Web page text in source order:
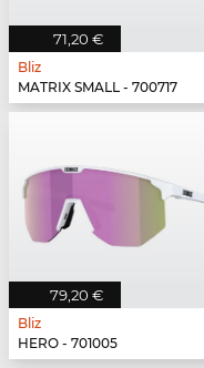
71,20 €
Bliz
MATRIX SMALL - 700717
79,20 €
Bliz
HERO - 701005